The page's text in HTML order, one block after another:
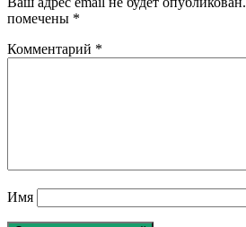
помечены *
Комментарий *
Имя